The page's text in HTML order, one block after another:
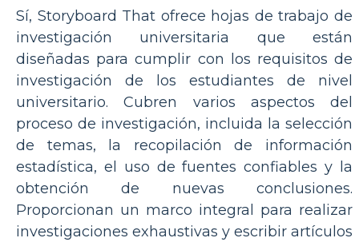
Sí, Storyboard That ofrece hojas de trabajo de
investigación universitaria que están
diseñadas para cumplir con los requisitos de
investigación de los estudiantes de nivel
universitario. Cubren varios aspectos del
proceso de investigación, incluida la selección
de temas, la recopilación de información
estadística, el uso de fuentes confiables y la
obtención de nuevas conclusiones.
Proporcionan un marco integral para realizar
investigaciones exhaustivas y escribir artículos